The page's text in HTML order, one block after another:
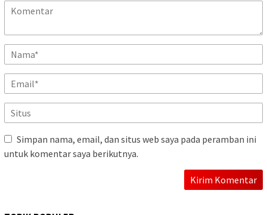
Simpan nama, email, dan situs web saya pada peramban ini
untuk komentar saya berikutnya.